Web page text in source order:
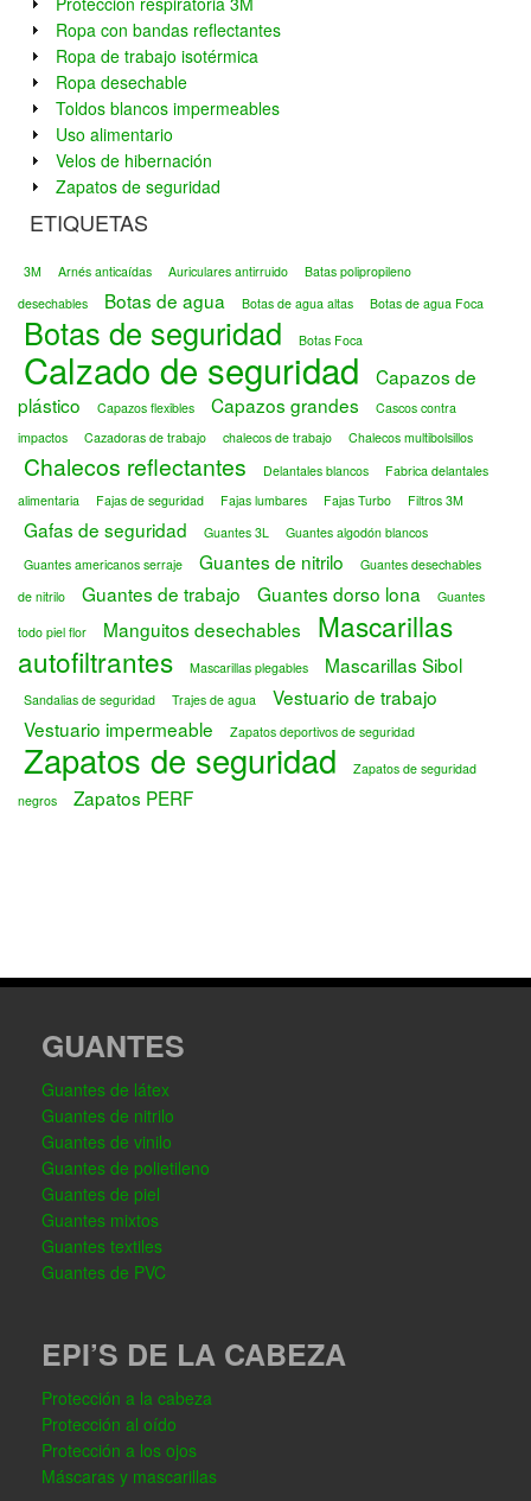
Ropa con bandas reflectantes
Ropa de trabajo isotérmica
Ropa desechable
Toldos blancos impermeables
Uso alimentario
Velos de hibernación
Zapatos de seguridad
ETIQUETAS
3M Arnés anticaídas Auriculares antirruido
Batas polipropileno
desechables
Botas de agua Botas de agua altas Botas de agua Foca
Botas de seguridad Botas Foca
Calzado de seguridad
Capazos de
plástico
Capazos flexibles Capazos grandes
Cascos contra
impactos
Cazadoras de trabajo chalecos de trabajo Chalecos multibolsillos
Chalecos reflectantes Delantales blancos
Fabrica delantales
alimentaria
Fajas de seguridad Fajas lumbares Fajas Turbo Filtros 3M
Gafas de seguridad Guantes 3L
Guantes algodón blancos
Guantes americanos serraje
Guantes de nitrilo
Guantes desechables
de nitrilo
Guantes de trabajo Guantes dorso lona
Guantes
todo piel flor
Manguitos desechables
Mascarillas
autofiltrantes
Mascarillas plegables Mascarillas Sibol
Sandalias de seguridad Trajes de agua
Vestuario de trabajo
Vestuario impermeable
Zapatos deportivos de seguridad
Zapatos de seguridad
Zapatos de seguridad
negros
Zapatos PERF
GUANTES
Guantes de látex
Guantes de nitrilo
Guantes de vinilo
Guantes de polietileno
Guantes de piel
Guantes mixtos
Guantes textiles
Guantes de PVC
EPI’S DE LA CABEZA
Protección a la cabeza
Protección al oído
Protección a los ojos
Máscaras y mascarillas